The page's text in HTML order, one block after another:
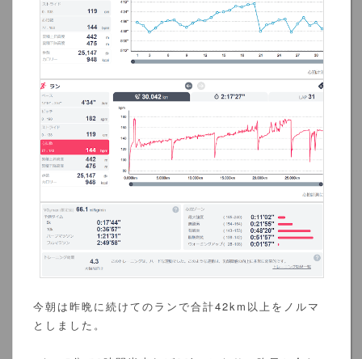
今朝は昨晩に続けてのランで合計42km以上をノルマ
としました。